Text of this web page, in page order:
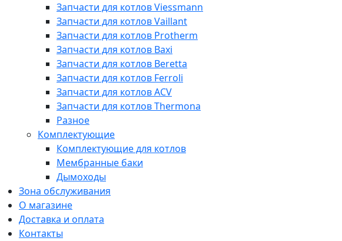
Запчасти для котлов Viessmann
Запчасти для котлов Vaillant
Запчасти для котлов Protherm
Запчасти для котлов Baxi
Запчасти для котлов Beretta
Запчасти для котлов Ferroli
Запчасти для котлов ACV
Запчасти для котлов Thermona
Разное
Комплектующие
Комплектующие для котлов
Мембранные баки
Дымоходы
Зона обслуживания
О магазине
Доставка и оплата
Контакты